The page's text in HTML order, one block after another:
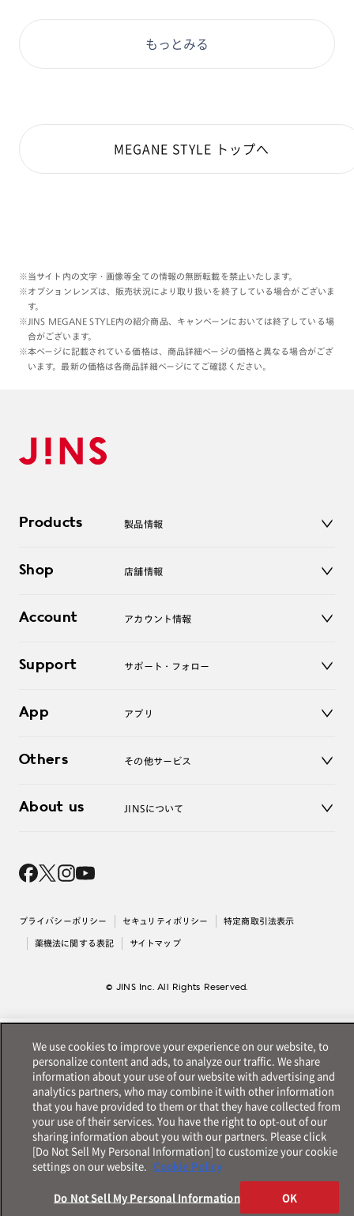
もっとみる
MEGANE STYLE トップへ
※当サイト内の文字・画像等全ての情報の無断転載を禁止いたします。
※オプションレンズは、販売状況により取り扱いを終了している場合がございま
す。
※JINS MEGANE STYLE内の紹介商品、キャンペーンにおいては終了している場
合がございます。
※本ページに記載されている価格は、商品詳細ページの価格と異なる場合がござ
います。最新の価格は各商品詳細ページにてご確認ください。
Products 製品情報
サングラス
コンタクトレンズ
アクセサリー
Shop 店舗情報
オンラインショップ
Account アカウント情報
ログアウト
Support サポート・フォロー
よくあるご質問
お問い合わせ
App アプリ
Others その他サービス
レンズ交換
About us JINSについて
採用情報
出店について
プライバシーポリシー セキュリティポリシー 特定商取引法表示
薬機法に関する表記 サイトマップ
© JINS Inc. All Rights Reserved.
We use cookies to improve your experience on our website, to
personalize content and ads, to analyze our traffic. We share
information about your use of our website with advertising and
analytics partners, who may combine it with other information
that you have provided to them or that they have collected from
your use of their services. You have the right to opt-out of our
sharing information about you with our partners. Please click
[Do Not Sell My Personal Information] to customize your cookie
settings on our website. Cookie Policy
Do Not Sell My Personal Information OK